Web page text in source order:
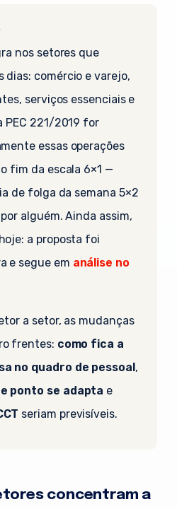
nos setores que
dias: comércio e varejo,
serviços essenciais e
PEC 221/2019 for
essas operações
fim da escala 6×1 —
de folga da semana 5×2
alguém. Ainda assim,
a proposta foi
e segue em análise no
a setor, as mudanças
frentes: como fica a
no quadro de pessoal,
ponto se adapta e
seriam previsíveis.
concentram a